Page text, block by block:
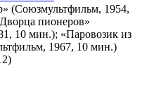
(Союзмультфильм, 1954,
пионеров»
10 мин.); «Паровозик из
1967, 10 мин.)